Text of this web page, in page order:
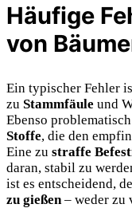
Häufige
von
Ein typischer Fehler
zu Stammfäule und
Ebenso
Stoffe, die den
Eine zu straffe
daran, stabil zu
ist es entscheidend,
zu gießen – weder zu